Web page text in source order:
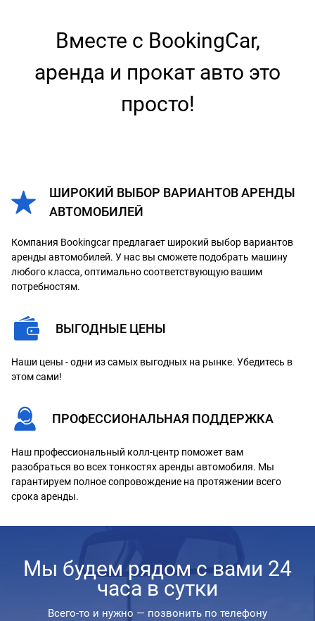
Вместе с BookingCar,
аренда и прокат авто это
просто!
ШИРОКИЙ ВЫБОР ВАРИАНТОВ АРЕНДЫ
АВТОМОБИЛЕЙ
Компания Bookingcar предлагает широкий выбор вариантов
аренды автомобилей. У нас вы сможете подобрать машину
любого класса, оптимально соответствующую вашим
потребностям.
ВЫГОДНЫЕ ЦЕНЫ
Наши цены - одни из самых выгодных на рынке. Убедитесь в
этом сами!
ПРОФЕССИОНАЛЬНАЯ ПОДДЕРЖКА
Наш профессиональный колл-центр поможет вам
разобраться во всех тонкостях аренды автомобиля. Мы
гарантируем полное сопровождение на протяжении всего
срока аренды.
Мы будем рядом с вами 24
часа в сутки
Всего-то и нужно — позвонить по телефону